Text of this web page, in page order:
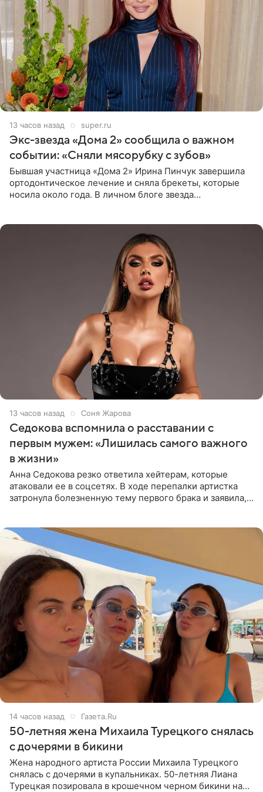
13 часов назад super.ru
Экс-звезда «Дома 2» сообщила о важном
событии: «Сняли мясорубку с зубов»
Бывшая участница «Дома 2» Ирина Пинчук завершила
ортодонтическое лечение и сняла брекеты, которые
носила около года. В личном блоге звезда
13 часов назад Соня Жарова
Седокова вспомнила о расставании с
первым мужем: «Лишилась самого важного
в жизни»
Анна Седокова резко ответила хейтерам, которые
атаковали ее в соцсетях. В ходе перепалки артистка
затронула болезненную тему первого брака и заявила,
14 часов назад Газета.Ru
50-летняя жена Михаила Турецкого снялась
с дочерями в бикини
Жена народного артиста России Михаила Турецкого
снялась с дочерями в купальниках. 50-летняя Лиана
Турецкая позировала в крошечном черном бикини на